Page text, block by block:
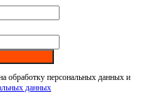
обработку персональных данных и
данных